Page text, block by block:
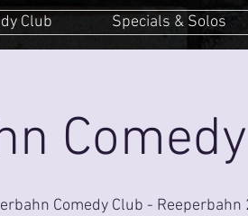
Club Specials & Solos
Comedy Club - Reeperbahn